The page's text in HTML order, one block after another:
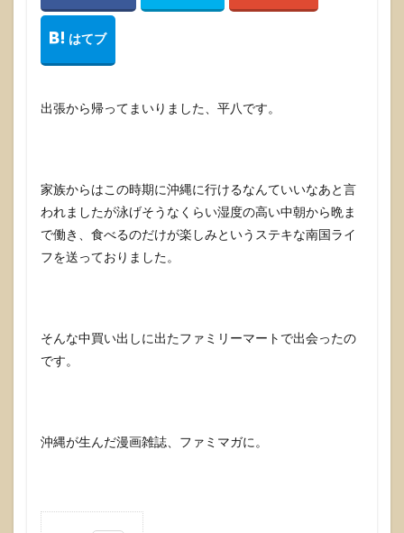
出張から帰ってまいりました、平八です。
家族からはこの時期に沖縄に行けるなんていいなあと言
われましたが泳げそうなくらい湿度の高い中朝から晩ま
で働き、食べるのだけが楽しみというステキな南国ライ
フを送っておりました。
そんな中買い出しに出たファミリーマートで出会ったの
です。
沖縄が生んだ漫画雑誌、ファミマガに。